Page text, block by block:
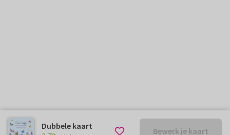
Dubbele kaart
Bewerk je kaart